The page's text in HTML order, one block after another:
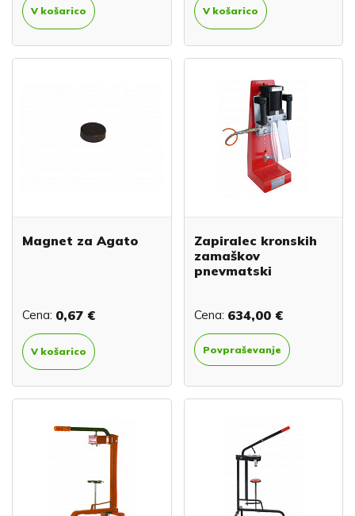
V košarico V košarico
Magnet za Agato
Cena: 0,67 €
V košarico
Zapiralec kronskih
zamaškov
pnevmatski
Cena: 634,00 €
Povpraševanje